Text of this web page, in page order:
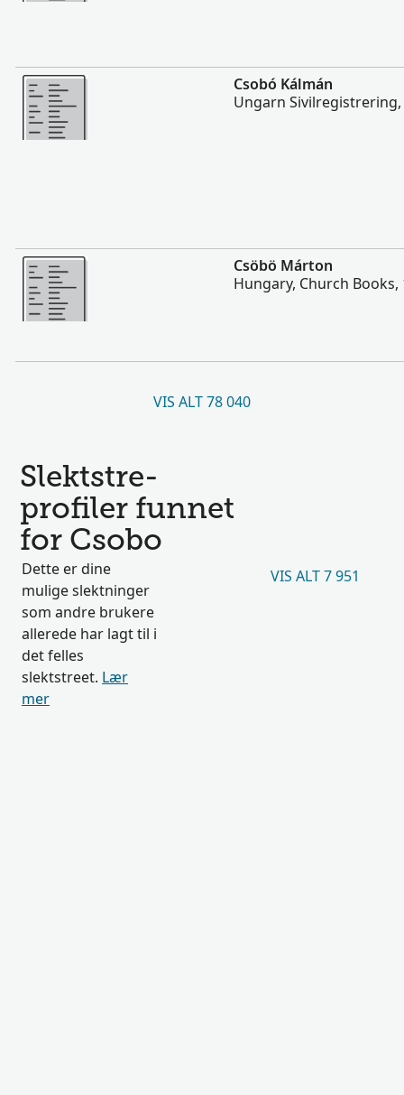
Flere
Csobó Kálmán
Ungarn Sivilregistrering,
Flere
Csöbö Márton
Hungary, Church Books,
VIS ALT 78 040
Slektstre-
profiler funnet
for Csobo
Dette er dine
mulige slektninger
som andre brukere
allerede har lagt til i
det felles
slektstreet. Lær
mer
VIS ALT 7 951